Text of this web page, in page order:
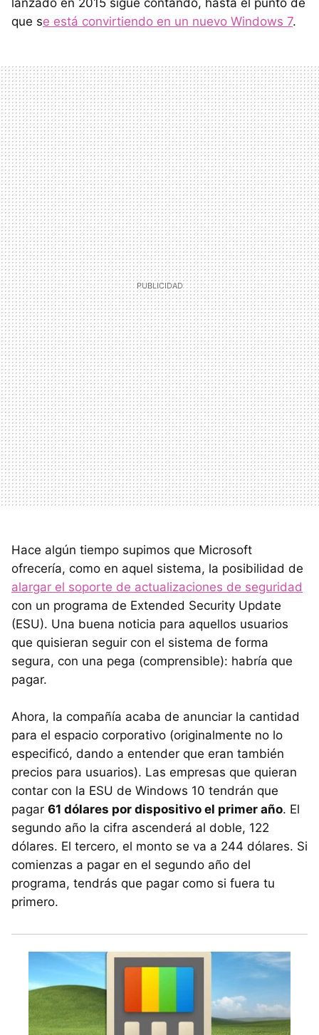
lanzado en 2015 sigue contando, hasta el punto de
que se está convirtiendo en un nuevo Windows 7.
Hace algún tiempo supimos que Microsoft
ofrecería, como en aquel sistema, la posibilidad de
alargar el soporte de actualizaciones de seguridad
con un programa de Extended Security Update
(ESU). Una buena noticia para aquellos usuarios
que quisieran seguir con el sistema de forma
segura, con una pega (comprensible): habría que
pagar.
Ahora, la compañía acaba de anunciar la cantidad
para el espacio corporativo (originalmente no lo
especificó, dando a entender que eran también
precios para usuarios). Las empresas que quieran
contar con la ESU de Windows 10 tendrán que
pagar 61 dólares por dispositivo el primer año. El
segundo año la cifra ascenderá al doble, 122
dólares. El tercero, el monto se va a 244 dólares. Si
comienzas a pagar en el segundo año del
programa, tendrás que pagar como si fuera tu
primero.